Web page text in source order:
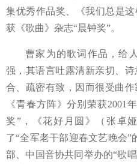
集优秀作品奖、《我们总是
获《歌曲》杂志“晨钟奖”。
曹家为的歌词作品，给
强，其语言吐露清新亲切、
合、疏密有致，因而很受曲作
《青春方阵》分别荣获2001
奖”，《花好月圆》（张卓
了“全军老干部迎春文艺晚会”
部、中国音协共同举办的“歌